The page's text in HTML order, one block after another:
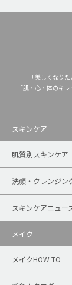
「美しくなり
「肌・心・体のキ
スキンケア
肌質別スキンケア
洗顔・クレンジン
スキンケアニュー
メイク
メイクHOW TO